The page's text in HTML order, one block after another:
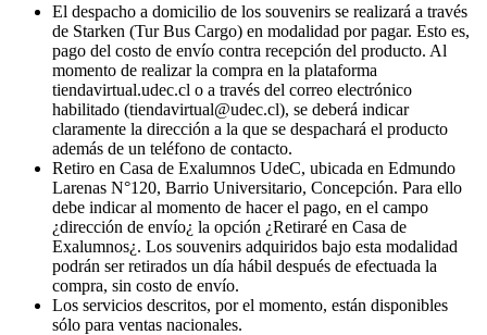
El despacho a domicilio de los souvenirs se realizará a través
de Starken (Tur Bus Cargo) en modalidad por pagar. Esto es,
pago del costo de envío contra recepción del producto. Al
momento de realizar la compra en la plataforma
tiendavirtual.udec.cl o a través del correo electrónico
habilitado (tiendavirtual@udec.cl), se deberá indicar
claramente la dirección a la que se despachará el producto
además de un teléfono de contacto.
Retiro en Casa de Exalumnos UdeC, ubicada en Edmundo
Larenas N°120, Barrio Universitario, Concepción. Para ello
debe indicar al momento de hacer el pago, en el campo
¿dirección de envío¿ la opción ¿Retiraré en Casa de
Exalumnos¿. Los souvenirs adquiridos bajo esta modalidad
podrán ser retirados un día hábil después de efectuada la
compra, sin costo de envío.
Los servicios descritos, por el momento, están disponibles
sólo para ventas nacionales.